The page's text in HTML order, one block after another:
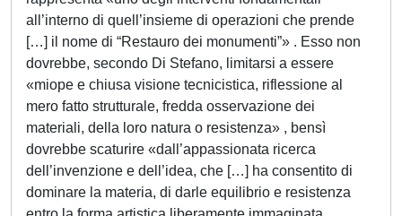
all’interno di quell’insieme di operazioni che prende
[…] il nome di “Restauro dei monumenti”» . Esso non
dovrebbe, secondo Di Stefano, limitarsi a essere
«miope e chiusa visione tecnicistica, riflessione al
mero fatto strutturale, fredda osservazione dei
materiali, della loro natura o resistenza» , bensì
dovrebbe scaturire «dall’appassionata ricerca
dell’invenzione e dell’idea, che […] ha consentito di
dominare la materia, di darle equilibrio e resistenza